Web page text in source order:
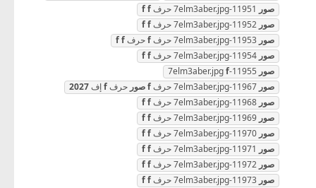
صور
ff
صور
ff
صور
fحرف ff
صور
ff
صور
f
صور
fصور حرفfإف2027
صور
ff
صور
ff
صور
ff
صور
ff
صور
ff
صور
ff